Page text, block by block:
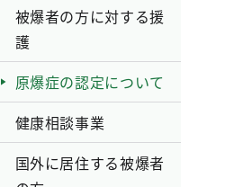
被爆者の方に対する援
護
原爆症の認定について
健康相談事業
国外に居住する被爆者